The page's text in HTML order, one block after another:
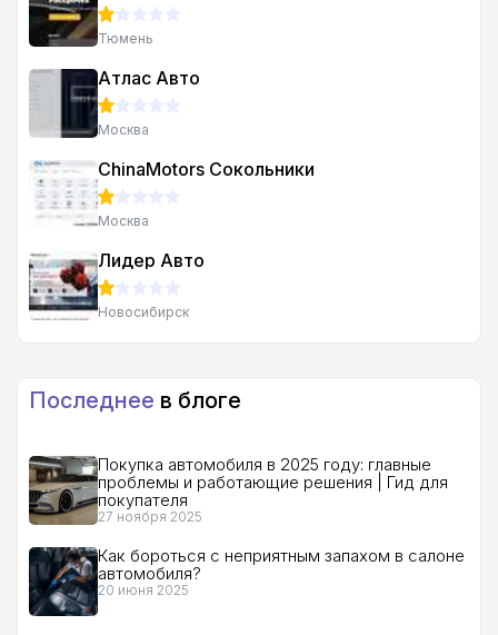
Тюмень
Атлас Авто
Москва
ChinaMotors Сокольники
Москва
Лидер Авто
Новосибирск
Последнее в блоге
Покупка автомобиля в 2025 году: главные
проблемы и работающие решения | Гид для
покупателя
27 ноября 2025
Как бороться с неприятным запахом в салоне
автомобиля?
20 июня 2025